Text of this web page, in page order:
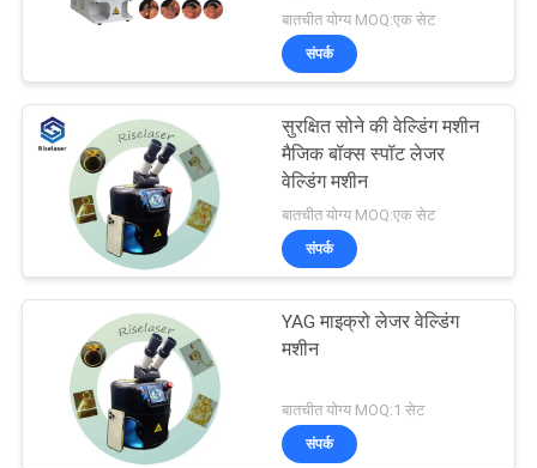
बातचीत योग्य MOQ:एक सेट
संपर्क
सुरक्षित सोने की वेल्डिंग मशीन
मैजिक बॉक्स स्पॉट लेजर
वेल्डिंग मशीन
बातचीत योग्य MOQ:एक सेट
संपर्क
YAG माइक्रो लेजर वेल्डिंग
मशीन
बातचीत योग्य MOQ:1 सेट
संपर्क